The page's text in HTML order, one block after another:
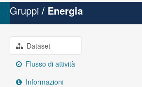
Organizzazioni
Gruppi
Informazioni
Gruppi Energia
Dataset
Flusso di attività
Informazioni